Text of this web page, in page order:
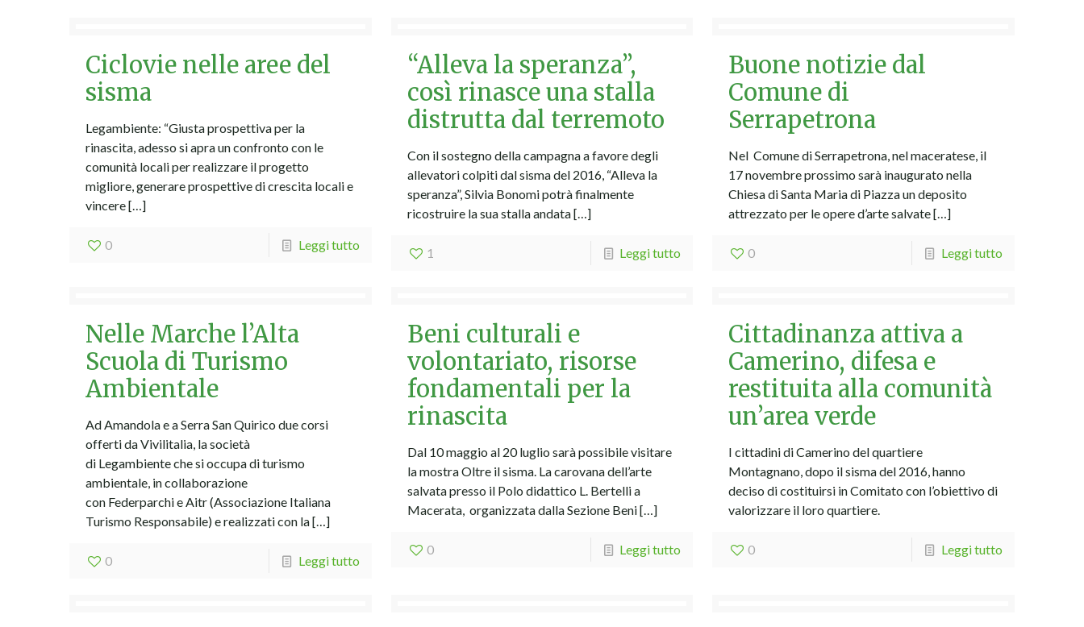
Ciclovie nelle aree del
sisma
Legambiente: “Giusta prospettiva per la
rinascita, adesso si apra un confronto con le
comunità locali per realizzare il progetto
migliore, generare prospettive di crescita locali e
vincere[…]
0 Leggi tutto
“Alleva la speranza”,
così rinasce una stalla
distrutta dal terremoto
Con il sostegno della campagna a favore degli
allevatori colpiti dal sisma del 2016, “Alleva la
speranza”, Silvia Bonomi potrà finalmente
ricostruire la sua stalla andata[…]
1 Leggi tutto
Buone notizie dal
Comune di
Serrapetrona
Nel Comune di Serrapetrona, nel maceratese, il
17 novembre prossimo sarà inaugurato nella
Chiesa di Santa Maria di Piazza un deposito
attrezzato per le opere d’arte salvate[…]
0 Leggi tutto
Nelle Marche l’Alta
Scuola di Turismo
Ambientale
Ad Amandola e a Serra San Quirico due corsi
offerti da Vivilitalia, la società
di Legambiente che si occupa di turismo
ambientale, in collaborazione
con Federparchi e Aitr (Associazione Italiana
Turismo Responsabile) e realizzati con la[…]
0 Leggi tutto
Beni culturali e
volontariato, risorse
fondamentali per la
rinascita
Dal 10 maggio al 20 luglio sarà possibile visitare
la mostra Oltre il sisma. La carovana dell’arte
salvata presso il Polo didattico L. Bertelli a
Macerata, organizzata dalla Sezione Beni[…]
0 Leggi tutto
Cittadinanza attiva a
Camerino, difesa e
restituita alla comunità
un’area verde
I cittadini di Camerino del quartiere
Montagnano, dopo il sisma del 2016, hanno
deciso di costituirsi in Comitato con l’obiettivo di
valorizzare il loro quartiere.
0 Leggi tutto